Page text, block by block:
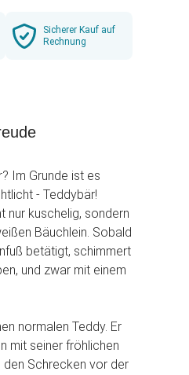
Sicherer Kauf auf
Rechnung
Im Grunde ist es
- Teddybär!
nur kuschelig, sondern
Bäuchlein. Sobald
betätigt, schimmert
und zwar mit einem
normalen Teddy. Er
mit seiner fröhlichen
den Schrecken vor der